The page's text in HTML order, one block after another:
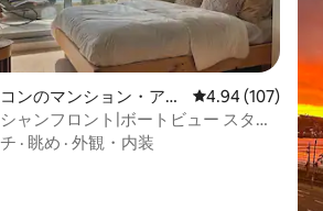
星中4.88つ星の平均評価
ンのマンション・アパ
レビュー107件、
4.94 (107)
ャンフロント|ボートビュー スタジ
· 眺め · 外観・内装